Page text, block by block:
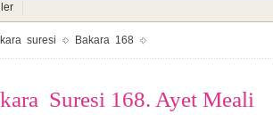
suresi Bakara 168
Suresi 168. Ayet Meali